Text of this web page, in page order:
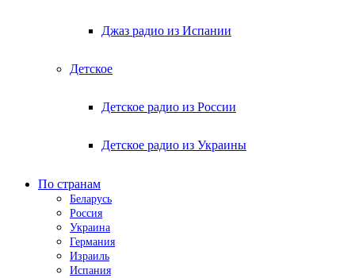
Джаз радио из Испании
Детское
Детское радио из России
Детское радио из Украины
По странам
Беларусь
Россия
Украина
Германия
Израиль
Испания